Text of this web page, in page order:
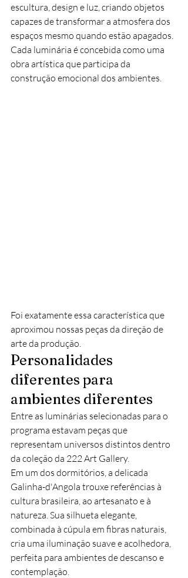
escultura, design e luz, criando objetos
capazes de transformar a atmosfera dos
espaços mesmo quando estão apagados.
Cada luminária é concebida como uma
obra artística que participa da
construção emocional dos ambientes.
Foi exatamente essa característica que
aproximou nossas peças da direção de
arte da produção.
Personalidades
diferentes para
ambientes diferentes
Entre as luminárias selecionadas para o
programa estavam peças que
representam universos distintos dentro
da coleção da 222 Art Gallery.
Em um dos dormitórios, a delicada
Galinha-d'Angola trouxe referências à
cultura brasileira, ao artesanato e à
natureza. Sua silhueta elegante,
combinada à cúpula em fibras naturais,
cria uma iluminação suave e acolhedora,
perfeita para ambientes de descanso e
contemplação.